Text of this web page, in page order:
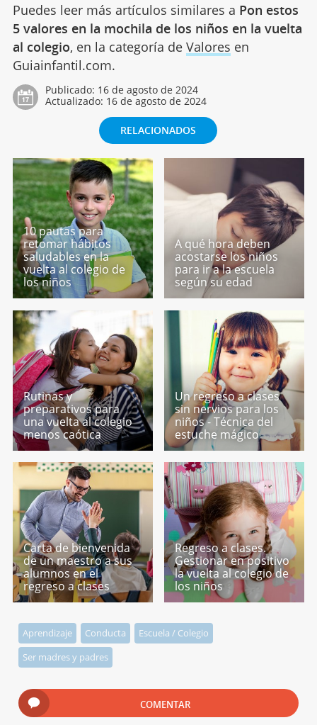
Puedes leer más artículos similares a Pon estos
5 valores en la mochila de los niños en la vuelta
al colegio, en la categoría de Valores en
Guiainfantil.com.
Publicado: 16 de agosto de 2024
Actualizado: 16 de agosto de 2024
RELACIONADOS
10 pautas para
retomar hábitos
saludables en la
vuelta al colegio de
los niños
A qué hora deben
acostarse los niños
para ir a la escuela
según su edad
Rutinas y
preparativos para
una vuelta al colegio
menos caótica
Un regreso a clases
sin nervios para los
niños - Técnica del
estuche mágico
Carta de bienvenida
de un maestro a sus
alumnos en el
regreso a clases
Regreso a clases.
Gestionar en positivo
la vuelta al colegio de
los niños
Aprendizaje Conducta
Escuela / Colegio
Ser madres y padres
COMENTAR